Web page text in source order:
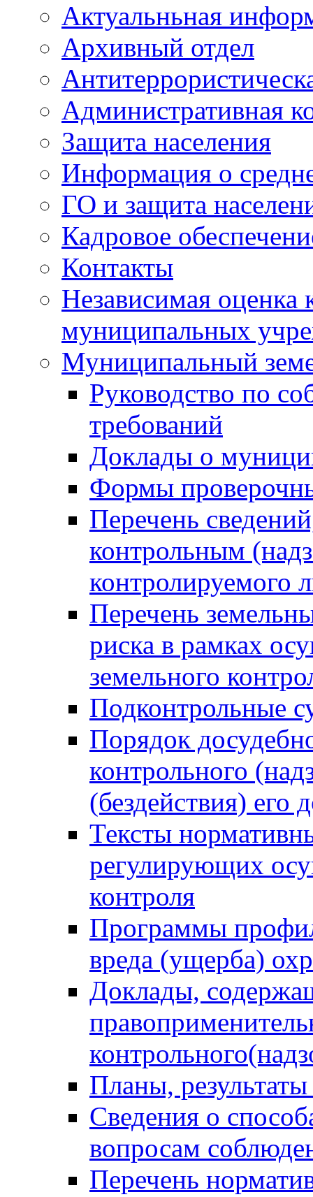
Актуальньная
Архивный отдел
Административная
Защита населения
Информация о
ГО и защита
Кадровое
Контакты
Независимая оценка
муниципальных
Муниципальный
Руководство по
требований
Доклады о
Формы
Перечень
контрольным
контролируемого
Перечень
риска в рамках
земельного
Подконтрольные
Порядок
контрольного
(бездействия)
Тексты
регулирующих
контроля
Программы
вреда (ущерба)
Доклады,
Планы,
Сведения о
вопросам
Перечень